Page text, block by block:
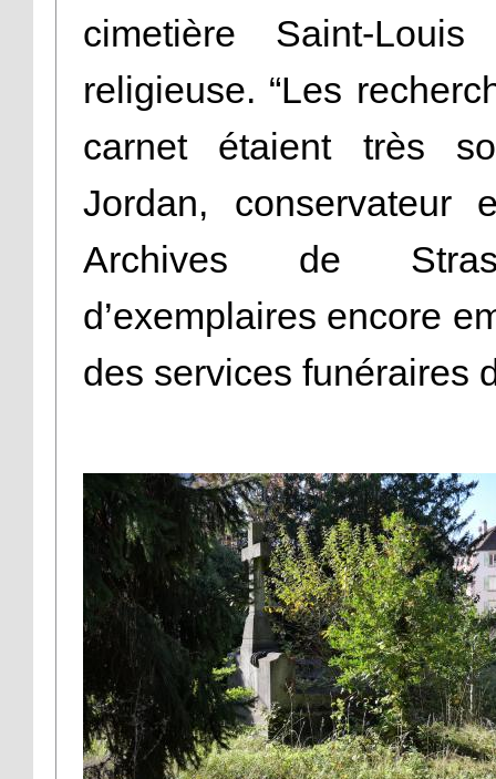
cimetière Saint-
religieuse. “Les
carnet étaient très
Jordan, conservateur
Archives de
d’exemplaires encore
des services funéraires